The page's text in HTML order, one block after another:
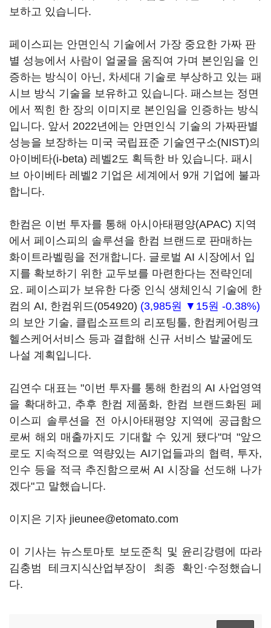
보하고 있습니다.
페이스피는 안면인식 기술에서 가장 중요한 가짜 판
별 성능에서 사람이 얼굴을 움직여 가며 본인임을 인
증하는 방식이 아닌, 차세대 기술로 부상하고 있는 패
시브 방식 기술을 보유하고 있습니다. 패스브는 정면
에서 찍힌 한 장의 이미지로 본인임을 인증하는 방식
입니다. 앞서 2022년에는 안면인식 기술의 가짜판별
성능을 보장하는 미국 국립표준 기술연구소(NIST)의
아이베타(i-beta) 레벨2도 획득한 바 있습니다. 패시
브 아이베타 레벨2 기업은 세계에서 9개 기업에 불과
합니다.
한컴은 이번 투자를 통해 아시아태평양(APAC) 지역
에서 페이스피의 솔루션을 한컴 브랜드로 판매하는
화이트라벨링을 전개합니다. 글로벌 AI 시장에서 입
지를 확보하기 위한 교두보를 마련한다는 전략인데
요. 페이스피가 보유한 다중 인식 생체인식 기술에 한
컴의 AI, 한컴위드(054920) (3,985원 ▼15원 -0.38%)
의 보안 기술, 클립소프트의 리포팅툴, 한컴케어링크
헬스케어서비스 등과 결합해 신규 서비스 발굴에도
나설 계획입니다.
김연수 대표는 "이번 투자를 통해 한컴의 AI 사업영역
을 확대하고, 추후 한컴 제품화, 한컴 브랜드화된 페
이스피 솔루션을 전 아시아태평양 지역에 공급함으
로써 해외 매출까지도 기대할 수 있게 됐다"며 "앞으
로도 지속적으로 역량있는 AI기업들과의 협력, 투자,
인수 등을 적극 추진함으로써 AI 시장을 선도해 나가
겠다"고 말했습니다.
이지은 기자 jieunee@etomato.com
이 기사는 뉴스토마토 보도준칙 및 윤리강령에 따라
김충범 테크지식산업부장이 최종 확인·수정했습니
다.